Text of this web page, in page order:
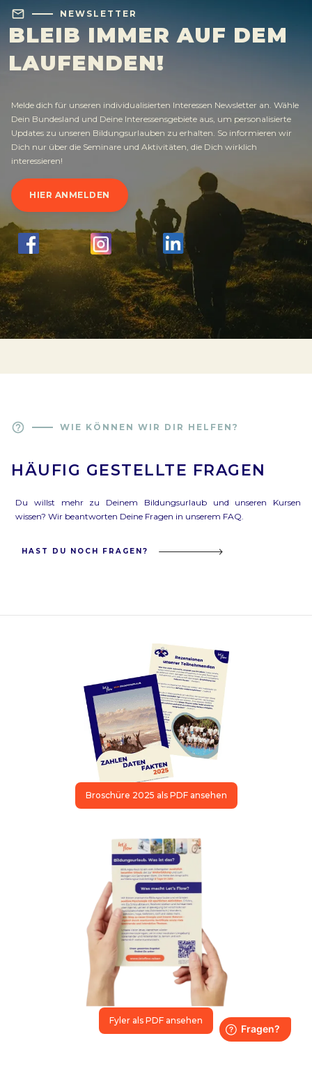
mail NEWSLETTER
BLEIB IMMER AUF DEM
LAUFENDEN!
Melde dich für unseren individualisierten Interessen Newsletter an. Wähle
Dein Bundesland und Deine Interessensgebiete aus, um personalisierte
Updates zu unseren Bildungsurlauben zu erhalten. So informieren wir
Dich nur über die Seminare und Aktivitäten, die Dich wirklich
interessieren!
HIER ANMELDEN
help_outline WIE KÖNNEN WIR DIR HELFEN?
HÄUFIG GESTELLTE FRAGEN
Du willst mehr zu Deinem Bildungsurlaub und unseren Kursen
wissen? Wir beantworten Deine Fragen in unserem FAQ.
HAST DU NOCH FRAGEN?
Broschüre 2025 als PDF ansehen
Fyler als PDF ansehen